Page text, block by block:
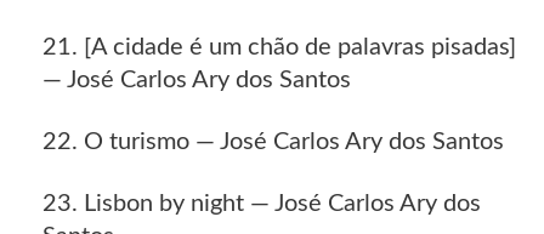
21. [A cidade é um chão de palavras pisadas]
— José Carlos Ary dos Santos
22. O turismo — José Carlos Ary dos Santos
23. Lisbon by night — José Carlos Ary dos